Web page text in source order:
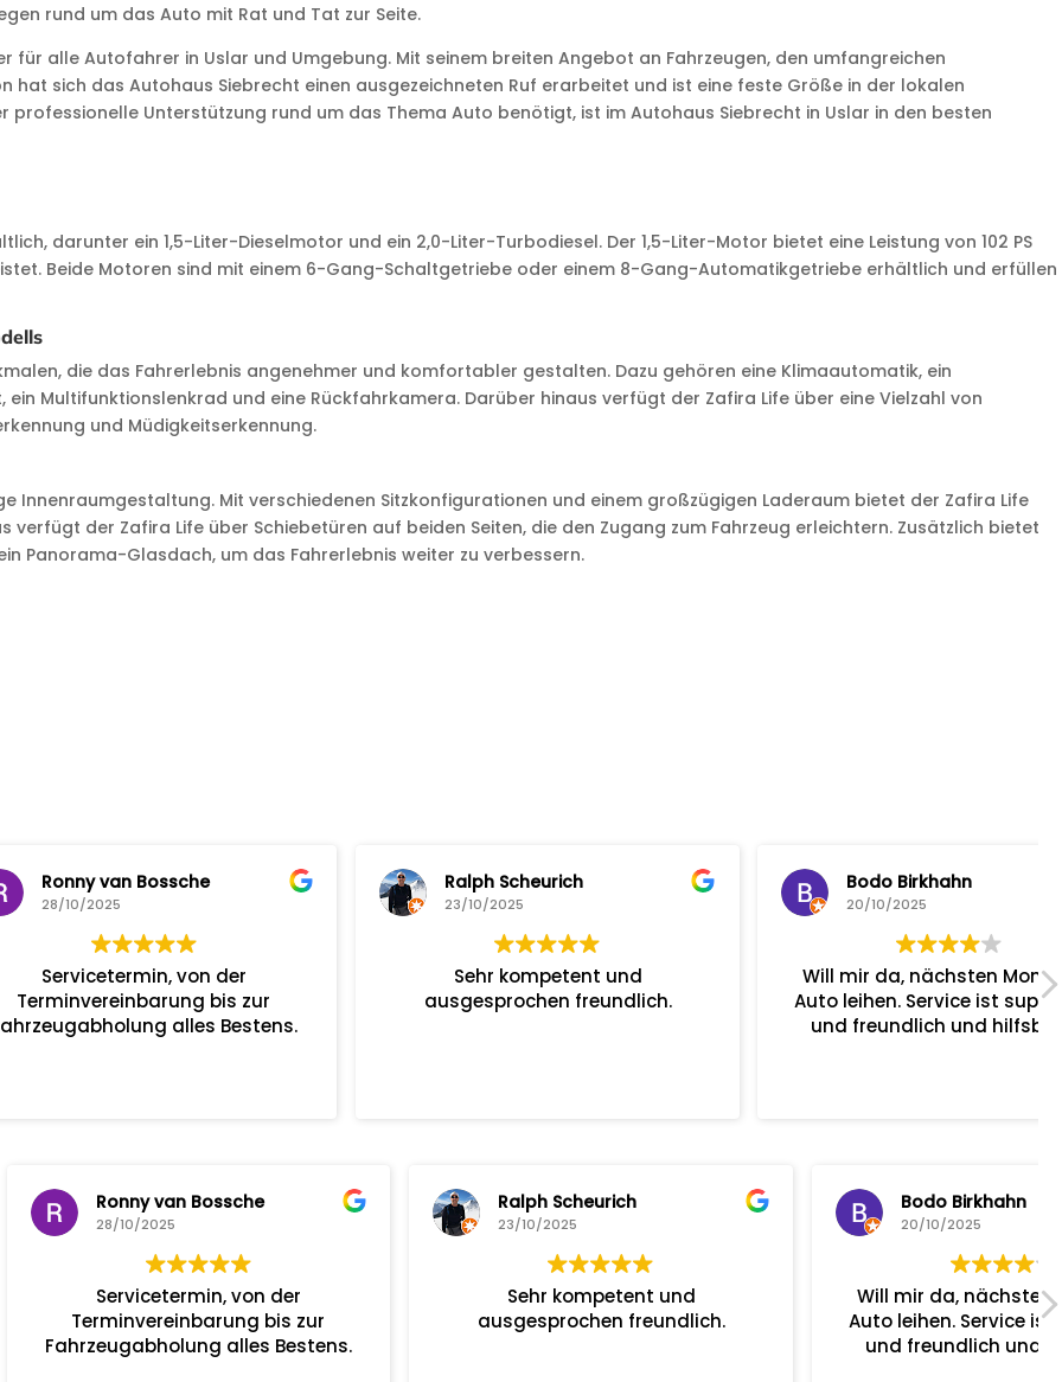
rund um das Auto mit Rat und Tat zur Seite.
für alle Autofahrer in Uslar und Umgebung. Mit seinem breiten Angebot an Fahrzeugen, den umfangreichen
hat sich das Autohaus Siebrecht einen ausgezeichneten Ruf erarbeitet und ist eine feste Größe in der lokalen
Unterstützung rund um das Thema Auto benötigt, ist im Autohaus Siebrecht in Uslar in den besten
darunter ein 1,5-Liter-Dieselmotor und ein 2,0-Liter-Turbodiesel. Der 1,5-Liter-Motor bietet eine Leistung von 102 PS
Beide Motoren sind mit einem 6-Gang-Schaltgetriebe oder einem 8-Gang-Automatikgetriebe erhältlich und erfüllen
die das Fahrerlebnis angenehmer und komfortabler gestalten. Dazu gehören eine Klimaautomatik, ein
Multifunktionslenkrad und eine Rückfahrkamera. Darüber hinaus verfügt der Zafira Life über eine Vielzahl von
und Müdigkeitserkennung.
Innenraumgestaltung. Mit verschiedenen Sitzkonfigurationen und einem großzügigen Laderaum bietet der Zafira Life
verfügt der Zafira Life über Schiebetüren auf beiden Seiten, die den Zugang zum Fahrzeug erleichtern. Zusätzlich bietet
Panorama-Glasdach, um das Fahrerlebnis weiter zu verbessern.
Bossche
von der
bis zur
alles Bestens.
Ralph Scheurich
23/10/2025
Sehr kompetent und
ausgesprochen freundlich.
Bodo Birkhahn
20/10/2025
Will mir da, nächsten Monat ein
Auto leihen. Service ist super. Nett
und freundlich und hilfsbereit.
Bossche
von der
bis zur
alles Bestens.
Ralph Scheurich
Sehr kompetent und
ausgesprochen freundlich.
Bodo Birkhahn
Will mir da, nächsten Monat ein
Auto leihen. Service ist super. Nett
und freundlich und hilfsbereit.